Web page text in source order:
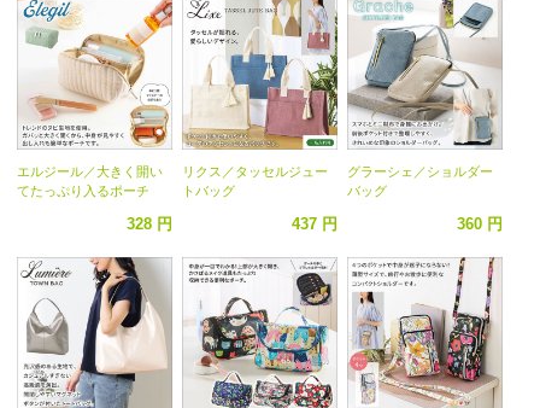
エルジール／大きく開い
てたっぷり入るポーチ
328 円
リクス／タッセルジュー
トバッグ
437 円
グラーシェ／ショルダー
バッグ
360 円